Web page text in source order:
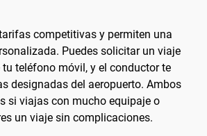
competitivas y permiten una
Puedes solicitar un viaje
teléfono móvil, y el conductor te
designadas del aeropuerto. Ambos
si viajas con mucho equipaje o
un viaje sin complicaciones.